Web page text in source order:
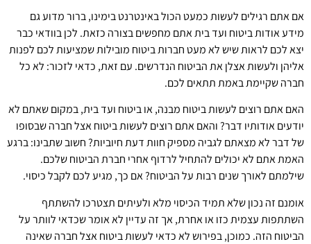
אם אתם רגילים לעשות כמעט הכול באינטרנט בימינו, ברור מדוע גם
מידע אודות ביטוח ועד בית אתם מחפשים בצורה כזאת. לכן בוודאי כבר
יצא לכם לראות שיש לא מעט חברות ביטוח מובילות שמציעות לכם לפנות
אליהן ולעשות אצלן את הביטוח הנדרשים. עם זאת, כדאי לזכור: לא כל
חברה שקיימת באמת תתאים לכם.
האם אתם רוצים לעשות ביטוח מבנה, או ביטוח ועד בית, במקום שאתם לא
יודעים אודותיו דבר? והאם אתם רוצים לעשות ביטוח אצל חברה שבסופו
של דבר לא מצאתם לגביה מספיק חוות דעת חיוביות? חשוב שתבינו: ברגע
האמת אתם לא יכולים להתחיל לרדוף אחרי חברת הביטוח שלכם.
שילמתם לאורך שנים רבות על הביטוח? אם כך, מגיע לכם לקבל כיסוי.
אומנם זה נכון שלא תמיד הכיסוי מלא ולעיתים תצטרכו להשתתף
השתתפות עצמית כזו או אחרת, אך זה עדיין לא אומר שכדאי לוותר על
הביטוח הזה. כמוכן, בפירוש לא כדאי לעשות ביטוח אצל חברה שאינה